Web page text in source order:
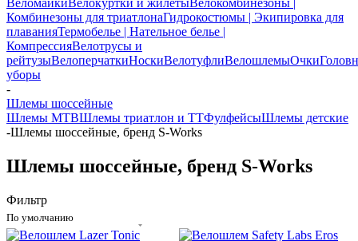
ВеломайкиВелокуртки и жилетыВелокомбинезоны |
Комбинезоны для триатлонаГидрокостюмы | Экипировка для
плаванияТермобелье | Нательное белье |
КомпрессияВелотрусы и
рейтузыВелоперчаткиНоскиВелотуфлиВелошлемыОчки
уборы
-
Шлемы шоссейные
Шлемы MTBШлемы триатлон и ТТФулфейсыШлемы детские
-Шлемы шоссейные, бренд S-Works
Шлемы шоссейные, бренд S-Works
Фильтр
По умолчанию